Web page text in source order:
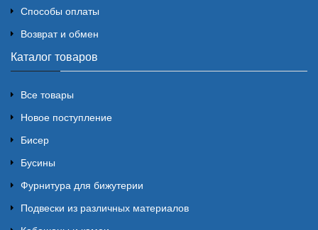
Способы оплаты
Возврат и обмен
Каталог товаров
Все товары
Новое поступление
Бисер
Бусины
Фурнитура для бижутерии
Подвески из различных материалов